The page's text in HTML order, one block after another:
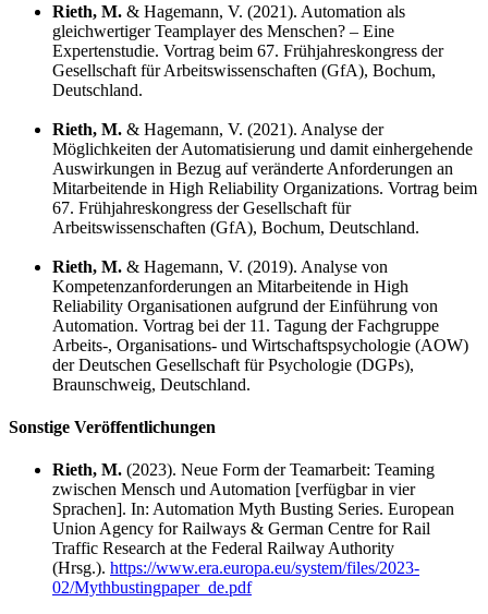
Rieth, M. & Hagemann, V. (2021). Automation als
gleichwertiger Teamplayer des Menschen? – Eine
Expertenstudie. Vortrag beim 67. Frühjahreskongress der
Gesellschaft für Arbeitswissenschaften (GfA), Bochum,
Deutschland.
Rieth, M. & Hagemann, V. (2021). Analyse der
Möglichkeiten der Automatisierung und damit einhergehende
Auswirkungen in Bezug auf veränderte Anforderungen an
Mitarbeitende in High Reliability Organizations. Vortrag beim
67. Frühjahreskongress der Gesellschaft für
Arbeitswissenschaften (GfA), Bochum, Deutschland.
Rieth, M. & Hagemann, V. (2019). Analyse von
Kompetenzanforderungen an Mitarbeitende in High
Reliability Organisationen aufgrund der Einführung von
Automation. Vortrag bei der 11. Tagung der Fachgruppe
Arbeits-, Organisations- und Wirtschaftspsychologie (AOW)
der Deutschen Gesellschaft für Psychologie (DGPs),
Braunschweig, Deutschland.
Sonstige Veröffentlichungen
Rieth, M. (2023). Neue Form der Teamarbeit: Teaming
zwischen Mensch und Automation [verfügbar in vier
Sprachen]. In: Automation Myth Busting Series. European
Union Agency for Railways & German Centre for Rail
Traffic Research at the Federal Railway Authority
(Hrsg.). https://www.era.europa.eu/system/files/2023-
02/Mythbustingpaper_de.pdf